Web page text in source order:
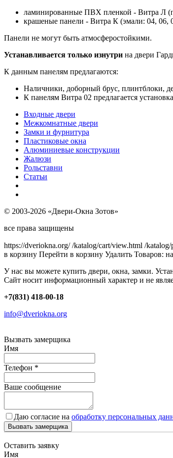
ламинированные ПВХ пленкой - Витра Л
крашеные панели - Витра К (эмали: 04, 06,
Панели не могут быть атмосферостойкими.
Устанавливается только изнутри на двери
К данным панелям предлагаются:
Наличники, доборный брус, плинтблоки,
К панелям Витра 02 предлагается
Входные двери
Межкомнатные двери
Замки и фурнитура
Пластиковые окна
Алюминиевые конструкции
Жалюзи
Рольставни
Статьи
© 2003-2026 «Двери-Окна Зотов»
все права защищены
https://dveriokna.org/ /katalog/cart/view.html /
в корзину Перейти в корзину Удалить Товаров:
У нас вы можете купить двери, окна, замки.
Сайт носит информационный характер и не
+7(831) 418-00-18
info@dveriokna.org
Вызвать замерщика
Имя
Телефон *
Ваше сообщение
Даю согласие на обработку персональных
Вызвать замерщика
Оставить заявку
Имя